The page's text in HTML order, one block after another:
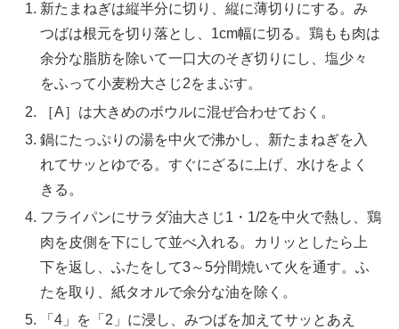
新たまねぎは縦半分に切り、縦に薄切りにする。み
つばは根元を切り落とし、1cm幅に切る。鶏もも肉は
余分な脂肪を除いて一口大のそぎ切りにし、塩少々
をふって小麦粉大さじ2をまぶす。
［A］は大きめのボウルに混ぜ合わせておく。
鍋にたっぷりの湯を中火で沸かし、新たまねぎを入
れてサッとゆでる。すぐにざるに上げ、水けをよく
きる。
フライパンにサラダ油大さじ1・1/2を中火で熱し、鶏
肉を皮側を下にして並べ入れる。カリッとしたら上
下を返し、ふたをして3～5分間焼いて火を通す。ふ
たを取り、紙タオルで余分な油を除く。
「4」を「2」に浸し、みつばを加えてサッとあえ